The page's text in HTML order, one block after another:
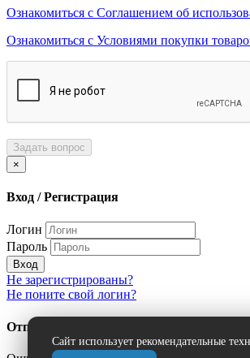
Сайт использует рекомендательные
Ознакомиться с Соглашением об
Ознакомиться с Условиями покупки
Задать вопрос
×
Вход / Регистрация
Логин
Пароль
Вход
Не зарегистрированы?
Не поните свой логин?
Отправить сообщение об ошибке?